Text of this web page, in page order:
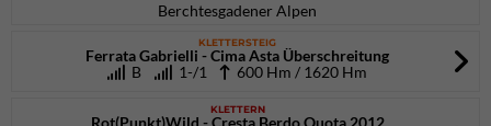
Berchtesgadener Alpen
KLETTERSTEIG
Ferrata Gabrielli - Cima Asta Überschreitung
B
1-/1 600 Hm / 1620 Hm
KLETTERN